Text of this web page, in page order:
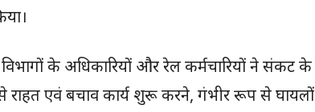
के अधिकारियों और रेल कर्मचारियों ने संकट के
राहत एवं बचाव कार्य शुरू करने, गंभीर रूप से घायलों